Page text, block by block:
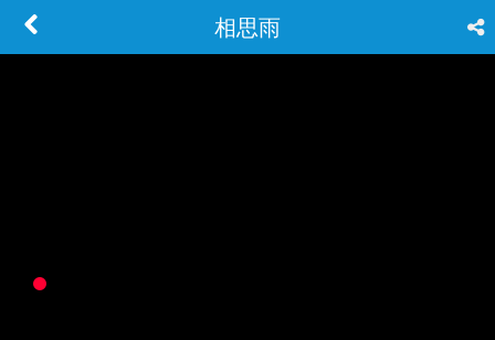
相思雨